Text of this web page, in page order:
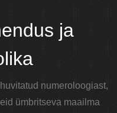
ja
numeroloogiast,
ümbritseva maailma